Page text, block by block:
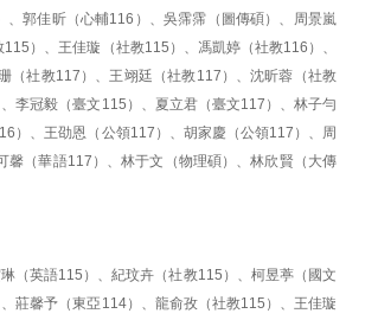
郭佳昕（心輔116）、吳霈霈（圖傳碩）、周景嵐
）、王佳璇（社教115）、馮凱婷（社教116）、
（社教117）、王翊廷（社教117）、沈昕蓉（社教
李冠毅（臺文115）、夏立君（臺文117）、林子勻
）、王劭恩（公領117）、胡家慶（公領117）、周
（華語117）、林于文（物理碩）、林欣賢（大傳
（英語115）、紀玟卉（社教115）、柯昱葶（國文
莊馨予（東亞114）、龍俞孜（社教115）、王佳璇